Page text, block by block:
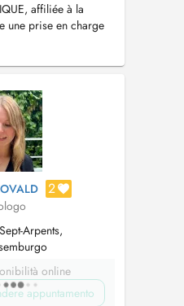
affiliée à la
une prise en charge
de votre
cholestérol,
atteindre vos objectifs
stre...
2
Arpents,
online
appuntamento